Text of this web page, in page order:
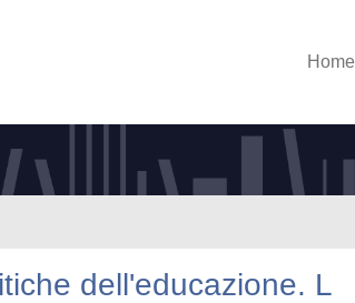
Home
dell'educazione. L